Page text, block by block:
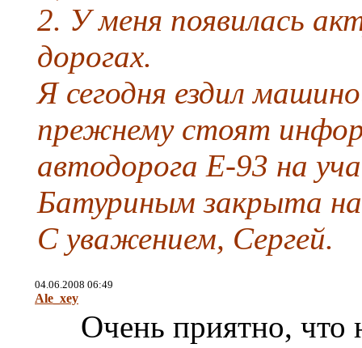
2. У меня появилась
дорогах.
Я сегодня ездил
прежнему стоят
автодорога E-93 на
Батуриным закрыта
С уважением, Сергей.
04.06.2008 06:49
Ale_xey
Очень приятно, что